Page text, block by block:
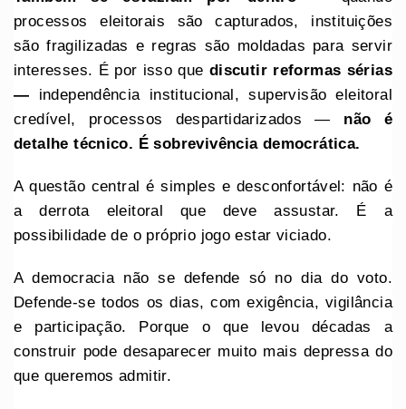
processos eleitorais são capturados, instituições
são fragilizadas e regras são moldadas para servir
interesses. É por isso que discutir reformas sérias
— independência institucional, supervisão eleitoral
credível, processos despartidarizados — não é
detalhe técnico. É sobrevivência democrática.
A questão central é simples e desconfortável: não é
a derrota eleitoral que deve assustar. É a
possibilidade de o próprio jogo estar viciado.
A democracia não se defende só no dia do voto.
Defende-se todos os dias, com exigência, vigilância
e participação. Porque o que levou décadas a
construir pode desaparecer muito mais depressa do
que queremos admitir.